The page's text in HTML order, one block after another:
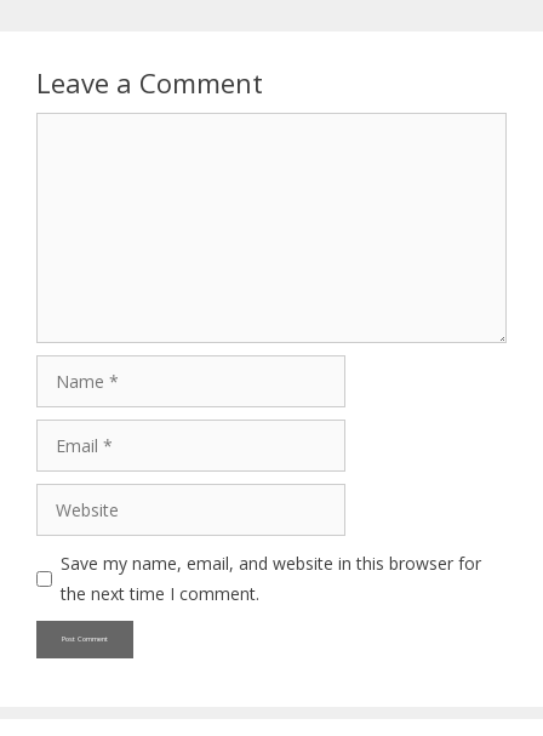
Leave a Comment
Website
Save my name, email, and website in this browser for
the next time I comment.